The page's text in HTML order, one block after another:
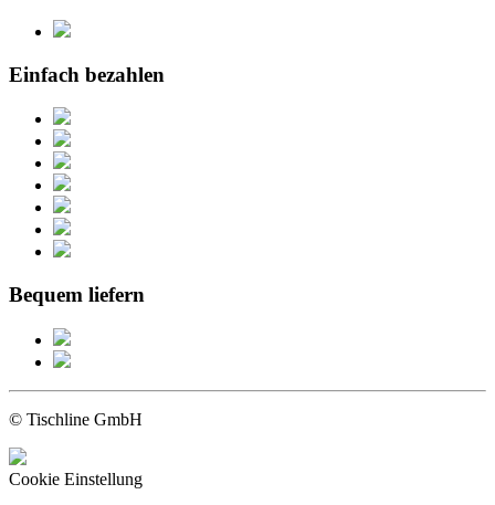
Einfach bezahlen
Bequem liefern
© Tischline GmbH
Cookie Einstellung